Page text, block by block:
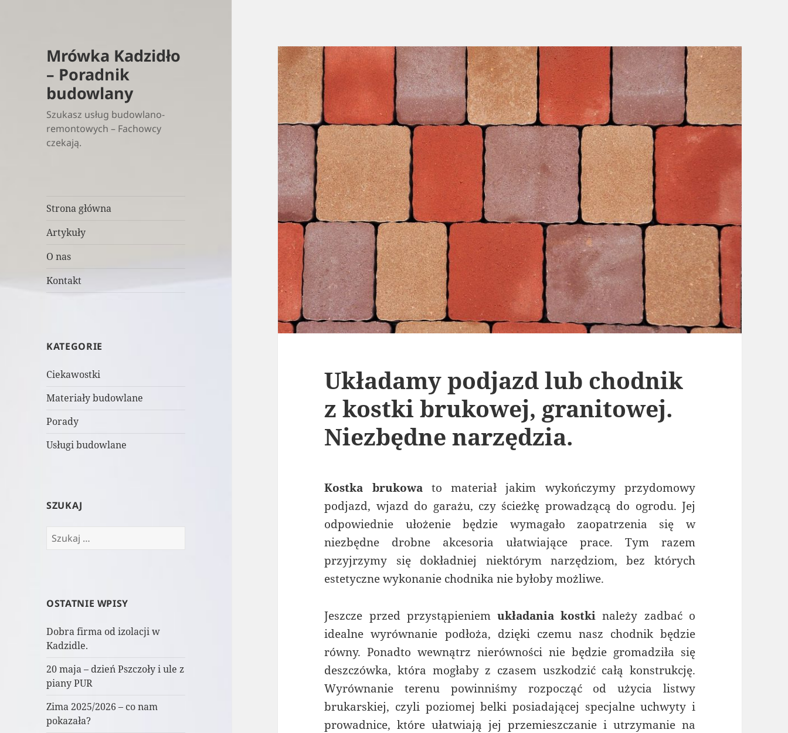
Mrówka Kadzidło
– Poradnik
budowlany
Szukasz usług budowlano-
remontowych – Fachowcy
czekają.
Strona główna
Artykuły
O nas
Kontakt
KATEGORIE
Ciekawostki
Materiały budowlane
Porady
Usługi budowlane
SZUKAJ
Szukaj:
OSTATNIE WPISY
Dobra firma od izolacji w
Kadzidle.
20 maja – dzień Pszczoły i ule z
piany PUR
Zima 2025/2026 – co nam
pokazała?
Układamy podjazd lub chodnik
z kostki brukowej, granitowej.
Niezbędne narzędzia.
Kostka brukowato materiał jakim wykończymy przydomowy
podjazd, wjazd do garażu, czy ścieżkę prowadzącą do ogrodu. Jej
odpowiednie ułożenie będzie wymagało zaopatrzenia się w
niezbędne drobne akcesoria ułatwiające prace. Tym razem
przyjrzymy się dokładniej niektórym narzędziom, bez których
estetyczne wykonanie chodnika nie byłoby możliwe.
Jeszcze przed przystąpieniemukładania kostki należy zadbać o
idealne wyrównanie podłoża, dzięki czemu nasz chodnik będzie
równy. Ponadto wewnątrz nierówności nie będzie gromadziła się
deszczówka, która mogłaby z czasem uszkodzić całą konstrukcję.
Wyrównanie terenu powinniśmy rozpocząć od użycia listwy
brukarskiej, czyli poziomej belki posiadającej specjalne uchwyty i
prowadnice, które ułatwiają jej przemieszczanie i utrzymanie na